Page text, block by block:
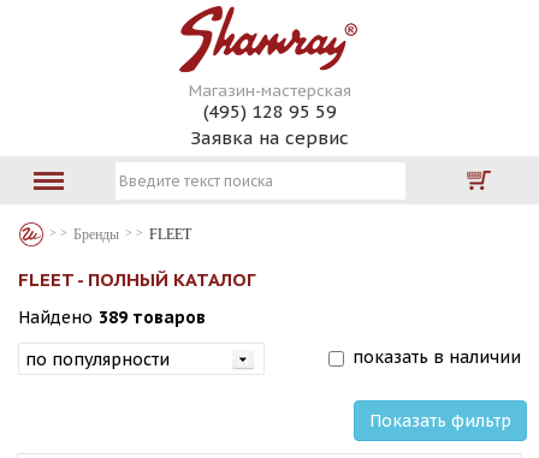
Магазин-мастерская
(495) 128 95 59
Заявка на сервис
Бренды FLEET
FLEET - ПОЛНЫЙ КАТАЛОГ
Найдено 389 товаров
показать в наличии
Показать фильтр